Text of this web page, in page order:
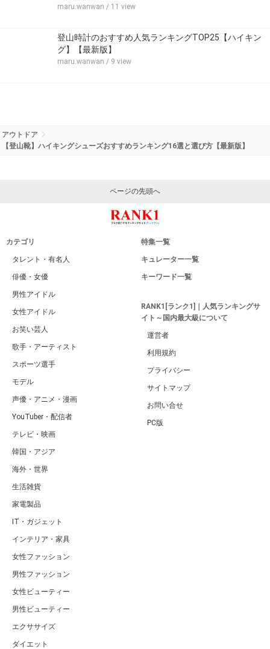
maru.wanwan / 11 view
登山時計のおすすめ人気ランキングTOP25【ハイキン
グ】【最新版】
maru.wanwan / 9 view
アウトドア
【登山靴】ハイキングシューズおすすめランキング16選と選び方【最新版】
ページの先頭へ
カテゴリ
タレント・有名人
俳優・女優
男性アイドル
女性アイドル
お笑い芸人
歌手・アーティスト
スポーツ選手
モデル
声優・アニメ・漫画
YouTuber・配信者
テレビ・映画
韓国・アジア
海外・世界
生活雑貨
家電製品
IT・ガジェット
インテリア・家具
女性ファッション
男性ファッション
女性ビューティー
男性ビューティー
エクササイズ
ダイエット
特集一覧
キュレーター一覧
キーワード一覧
RANK1[ランク1]｜人気ランキングサ
イト～国内最大級について
運営者
利用規約
プライバシー
サイトマップ
お問い合せ
PC版